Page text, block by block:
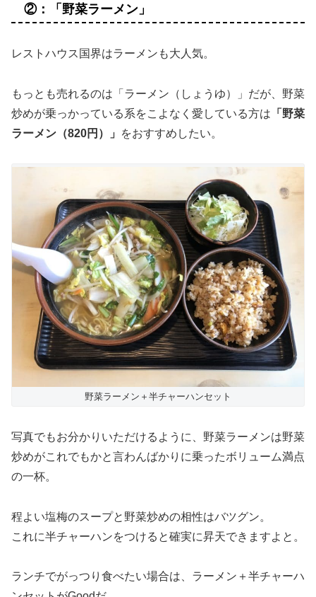
②：「野菜ラーメン」
レストハウス国界はラーメンも大人気。
もっとも売れるのは「ラーメン（しょうゆ）」だが、野菜
炒めが乗っかっている系をこよなく愛している方は 「野菜
ラーメン（820円）」
をおすすめしたい。
野菜ラーメン＋半チャーハンセット
写真でもお分かりいただけるように、野菜ラーメンは野菜
炒めがこれでもかと言わんばかりに乗ったボリューム満点
の一杯。
程よい塩梅のスープと野菜炒めの相性はバツグン。
これに半チャーハンをつけると確実に昇天できますよと。
ランチでがっつり食べたい場合は、ラーメン＋半チャーハ